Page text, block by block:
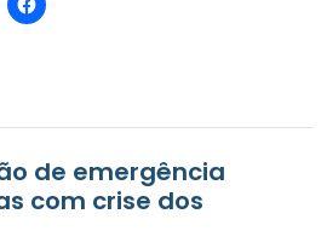
de emergência
com crise dos